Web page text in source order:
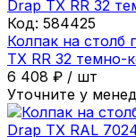
Код: 584425
Колпак на столб
ТХ RR 32 темно-
6 408 ₽ / шт
Уточните у